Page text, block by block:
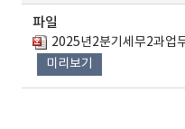
파일
2025년2분기세무2과업
미리보기